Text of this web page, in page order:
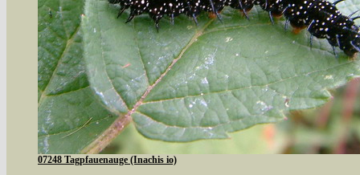
07248 Tagpfauenauge (Inachis io)